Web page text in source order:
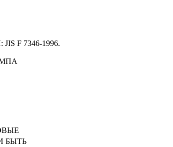
F 7346-1996.
БЫТЬ